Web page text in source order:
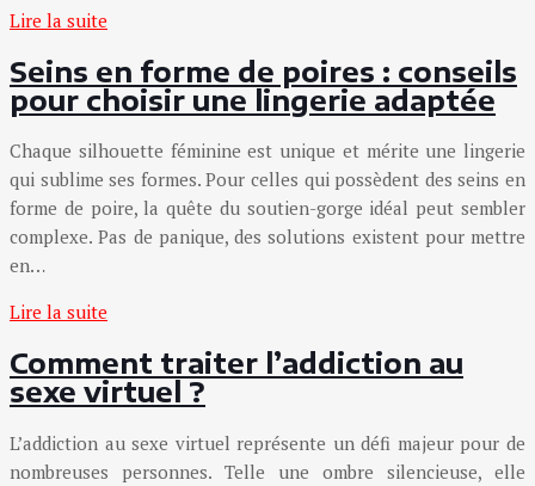
Lire la suite
Seins en forme de poires : conseils
pour choisir une lingerie adaptée
Chaque silhouette féminine est unique et mérite une lingerie
qui sublime ses formes. Pour celles qui possèdent des seins en
forme de poire, la quête du soutien-gorge idéal peut sembler
complexe. Pas de panique, des solutions existent pour mettre
en…
Lire la suite
Comment traiter l’addiction au
sexe virtuel ?
L’addiction au sexe virtuel représente un défi majeur pour de
nombreuses personnes. Telle une ombre silencieuse, elle